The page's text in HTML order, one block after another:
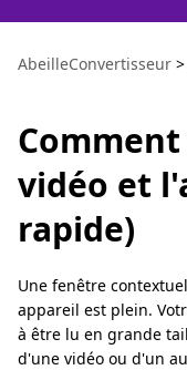
AbeilleConvertisseur >
vidéo et
rapide)
Une fenêtre
appareil est plein.
à être lu en grande
d'une vidéo ou d'un